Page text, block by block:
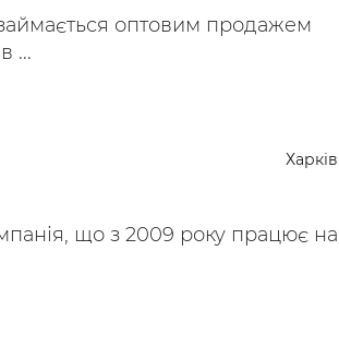
оптовим продажем
...
Харків
що з 2009 року працює на